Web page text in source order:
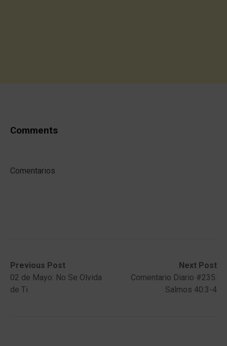
Comments
Comentarios
Post
navigation
Previous Post
Previous
post:02 de Mayo: No Se Olvida
de Ti
Next Post
Next
post:
Comentario Diario #235:
Salmos 40:3-4